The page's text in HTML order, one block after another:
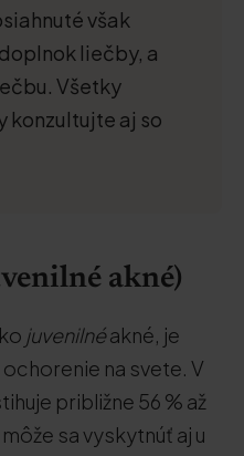
však
liečby, a
Všetky
aj so
akné)
juvenilnéakné, je
na svete. V
približne 56 % až
sa vyskytnúť aj u